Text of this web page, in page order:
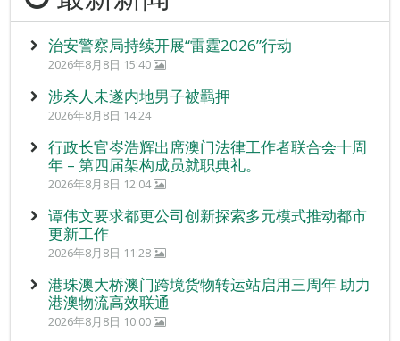
治安警察局持续开展“雷霆2026”行动
2026年8月8日 15:40
涉杀人未遂内地男子被羁押
2026年8月8日 14:24
行政长官岑浩辉出席澳门法律工作者联合会十周
年 – 第四届架构成员就职典礼。
2026年8月8日 12:04
谭伟文要求都更公司创新探索多元模式推动都市
更新工作
2026年8月8日 11:28
港珠澳大桥澳门跨境货物转运站启用三周年 助力
港澳物流高效联通
2026年8月8日 10:00